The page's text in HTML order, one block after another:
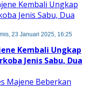
23 Januari 2025, 16:25
Kembali Ungkap
Jenis Sabu, Dua